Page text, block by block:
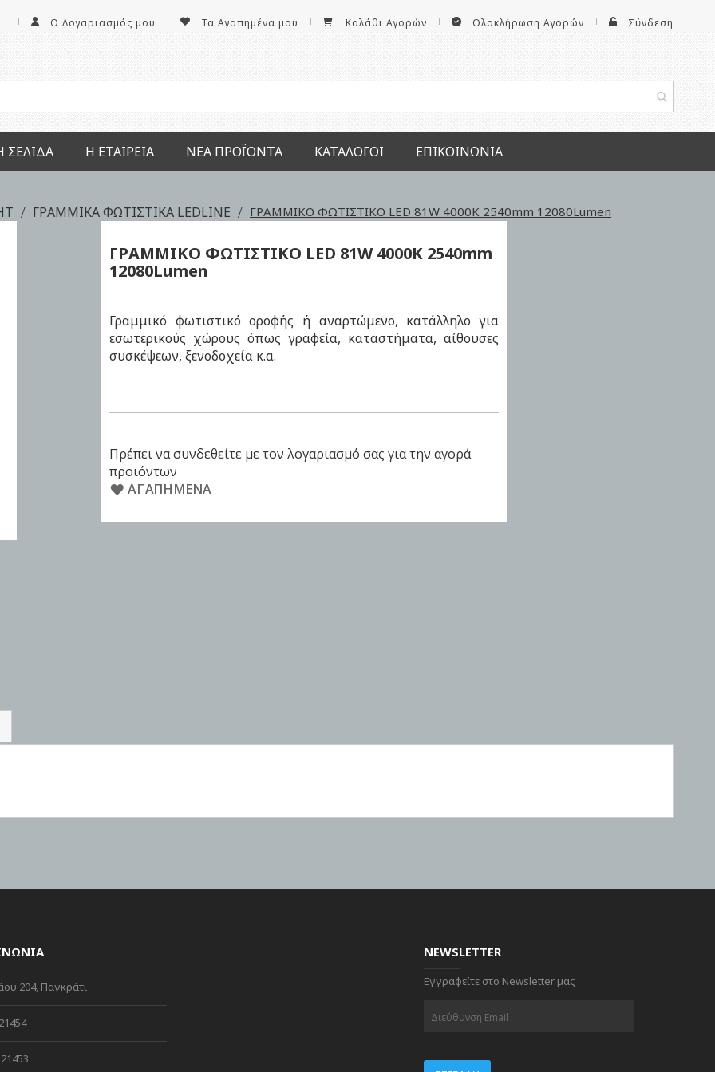
Ο Λογαριασμός μου Τα Αγαπημένα μου Καλάθι Αγορών Ολοκλήρωση Αγορών Σύνδεση
ΣΕΛΊΔΑ Η ΕΤΑΙΡΕΊΑ ΝΕΑ ΠΡΟΪΌΝΤΑ ΚΑΤΆΛΟΓΟΙ ΕΠΙΚΟΙΝΩΝΊΑ
ΓΡΑΜΜΙΚΑ ΦΩΤΙΣΤΙΚΑ LEDLINE ΓΡΑΜΜΙΚΟ ΦΩΤΙΣΤΙΚΟ LED 81W 4000K 2540mm 12080Lumen
ΓΡΑΜΜΙΚΟ ΦΩΤΙΣΤΙΚΟ LED 81W 4000K 2540mm
12080Lumen
Γραμμικό φωτιστικό οροφής ή αναρτώμενο, κατάλληλο για
εσωτερικούς χώρους όπως γραφεία, καταστήματα, αίθουσες
συσκέψεων, ξενοδοχεία κ.α.
Πρέπει να συνδεθείτε με τον λογαριασμό σας για την αγορά
προϊόντων
ΑΓΑΠΗΜΈΝΑ
204, Παγκράτι
NEWSLETTER
Εγγραφείτε στο Newsletter μας